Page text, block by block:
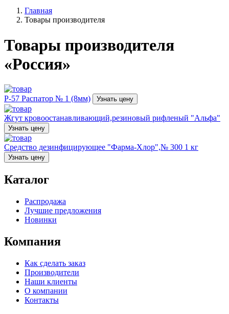
Главная
Товары производителя
Товары производителя
«Россия»
Р-57 Распатор № 1 (8мм) Узнать цену
Жгут кровоостанавливающий,резиновый рифленый "Альфа"
Узнать цену
Средство дезинфицирующее "Фарма-Хлор",№ 300 1 кг
Узнать цену
Каталог
Распродажа
Лучшие предложения
Новинки
Компания
Как сделать заказ
Производители
Наши клиенты
О компании
Контакты